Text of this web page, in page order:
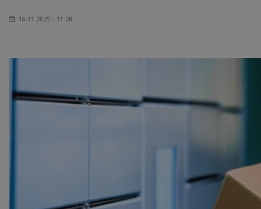
16.11.2025 - 11:28